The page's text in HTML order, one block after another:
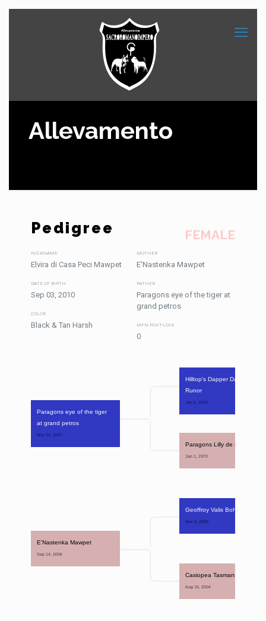
Allevamento
FEMALE
NICKNAME
Elvira di Casa Peci Mawpet
DATE OF BIRTH
Sep 03, 2010
COLOR
Black & Tan Harsh
MOTHER
E'Nastenka Mawpet
FATHER
Paragons eye of the tiger at
grand petros
MFN-POST-LOVE
0
Pedigree
Paragons eye of the tiger
at grand petros
Nov 22, 2007
Hilltop's Dapper Dan of
Runor
Jan 1, 1970
Paragons Lilly de Littlepaws
Jan 1, 1970
E'Nastenka Mawpet
Sep 14, 2006
Geoffroy Valis Bohemia
Nov 5, 2000
Casiopea Tasmansky Cert
Aug 16, 2004